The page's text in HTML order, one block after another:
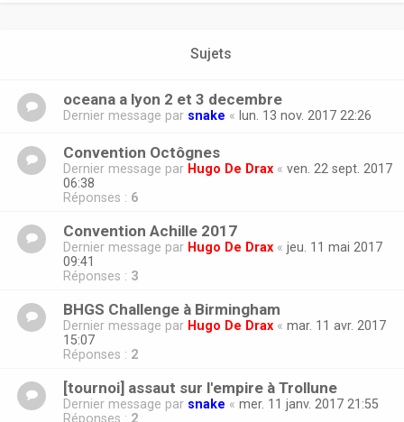
Sujets
oceana a lyon 2 et 3 decembre
Dernier message par snake « lun. 13 nov. 2017 22:26
Convention Octôgnes
Dernier message par Hugo De Drax « ven. 22 sept. 2017
06:38
Réponses : 6
Convention Achille 2017
Dernier message par Hugo De Drax « jeu. 11 mai 2017
09:41
Réponses : 3
BHGS Challenge à Birmingham
Dernier message par Hugo De Drax « mar. 11 avr. 2017
15:07
Réponses : 2
[tournoi] assaut sur l'empire à Trollune
Dernier message par snake « mer. 11 janv. 2017 21:55
Réponses : 2